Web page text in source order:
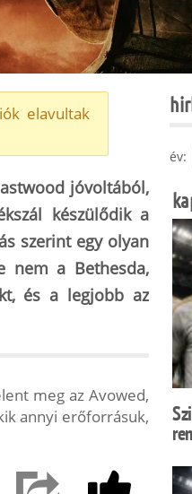
elavultak
jóvoltából,
készülődik a
szerint egy olyan
nem a Bethesda,
, és a legjobb az
meg az Avowed,
annyi erőforrásuk,
év: